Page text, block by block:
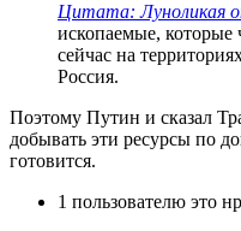
Цитата: Луноликая
ископаемые, которые
сейчас на
Россия.
Поэтому Путин и сказал
добывать эти ресурсы по
готовится.
1 пользователю это